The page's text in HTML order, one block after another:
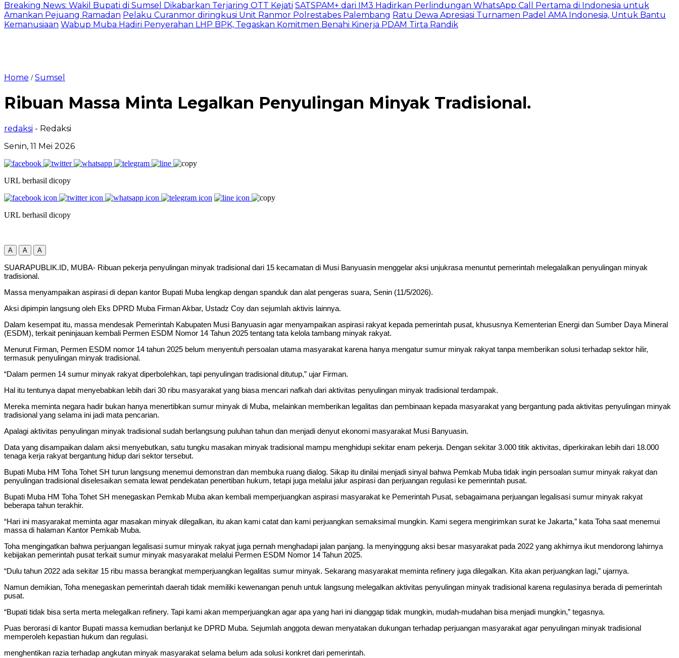
Breaking News: Wakil Bupati di Sumsel Dikabarkan Terjaring OTT Kejati SATSPAM+ dari IM3 Hadirkan Perlindungan WhatsApp Call Pertama di Indonesia untuk
Amankan Pejuang Ramadan Pelaku Curanmor diringkusi Unit Ranmor Polrestabes Palembang Ratu Dewa Apresiasi Turnamen Padel AMA Indonesia, Untuk Bantu
Kemanusiaan Wabup Muba Hadiri Penyerahan LHP BPK, Tegaskan Komitmen Benahi Kinerja PDAM Tirta Randik
Home /Sumsel
Ribuan Massa Minta Legalkan Penyulingan Minyak Tradisional.
redaksi - Redaksi
Senin, 11 Mei 2026
URL berhasil dicopy
URL berhasil dicopy
A A A
SUARAPUBLIK.ID, MUBA- Ribuan pekerja penyulingan minyak tradisional dari 15 kecamatan di Musi Banyuasin menggelar aksi unjukrasa menuntut pemerintah melegalalkan penyulingan minyak
tradisional.
Massa menyampaikan aspirasi di depan kantor Bupati Muba lengkap dengan spanduk dan alat pengeras suara, Senin (11/5/2026).
Aksi dipimpin langsung oleh Eks DPRD Muba Firman Akbar, Ustadz Coy dan sejumlah aktivis lainnya.
Dalam kesempat itu, massa mendesak Pemerintah Kabupaten Musi Banyuasin agar menyampaikan aspirasi rakyat kepada pemerintah pusat, khususnya Kementerian Energi dan Sumber Daya Mineral
(ESDM), terkait peninjauan kembali Permen ESDM Nomor 14 Tahun 2025 tentang tata kelola tambang minyak rakyat.
Menurut Firman, Permen ESDM nomor 14 tahun 2025 belum menyentuh persoalan utama masyarakat karena hanya mengatur sumur minyak rakyat tanpa memberikan solusi terhadap sektor hilir,
termasuk penyulingan minyak tradisional.
“Dalam permen 14 sumur minyak rakyat diperbolehkan, tapi penyulingan tradisional ditutup,” ujar Firman.
Hal itu tentunya dapat menyebabkan lebih dari 30 ribu masyarakat yang biasa mencari nafkah dari aktivitas penyulingan minyak tradisional terdampak.
Mereka meminta negara hadir bukan hanya menertibkan sumur minyak di Muba, melainkan memberikan legalitas dan pembinaan kepada masyarakat yang bergantung pada aktivitas penyulingan minyak
tradisional yang selama ini jadi mata pencarian.
Apalagi aktivitas penyulingan minyak tradisional sudah berlangsung puluhan tahun dan menjadi denyut ekonomi masyarakat Musi Banyuasin.
Data yang disampaikan dalam aksi menyebutkan, satu tungku masakan minyak tradisional mampu menghidupi sekitar enam pekerja. Dengan sekitar 3.000 titik aktivitas, diperkirakan lebih dari 18.000
tenaga kerja rakyat bergantung hidup dari sektor tersebut.
Bupati Muba HM Toha Tohet SH turun langsung menemui demonstran dan membuka ruang dialog. Sikap itu dinilai menjadi sinyal bahwa Pemkab Muba tidak ingin persoalan sumur minyak rakyat dan
penyulingan tradisional diselesaikan semata lewat pendekatan penertiban hukum, tetapi juga melalui jalur aspirasi dan perjuangan regulasi ke pemerintah pusat.
Bupati Muba HM Toha Tohet SH menegaskan Pemkab Muba akan kembali memperjuangkan aspirasi masyarakat ke Pemerintah Pusat, sebagaimana perjuangan legalisasi sumur minyak rakyat
beberapa tahun terakhir.
“Hari ini masyarakat meminta agar masakan minyak dilegalkan, itu akan kami catat dan kami perjuangkan semaksimal mungkin. Kami segera mengirimkan surat ke Jakarta,” kata Toha saat menemui
massa di halaman Kantor Pemkab Muba.
Toha mengingatkan bahwa perjuangan legalisasi sumur minyak rakyat juga pernah menghadapi jalan panjang. Ia menyinggung aksi besar masyarakat pada 2022 yang akhirnya ikut mendorong lahirnya
kebijakan pemerintah pusat terkait sumur minyak masyarakat melalui Permen ESDM Nomor 14 Tahun 2025.
“Dulu tahun 2022 ada sekitar 15 ribu massa berangkat memperjuangkan legalitas sumur minyak. Sekarang masyarakat meminta refinery juga dilegalkan. Kita akan perjuangkan lagi,” ujarnya.
Namun demikian, Toha menegaskan pemerintah daerah tidak memiliki kewenangan penuh untuk langsung melegalkan aktivitas penyulingan minyak tradisional karena regulasinya berada di pemerintah
pusat.
“Bupati tidak bisa serta merta melegalkan refinery. Tapi kami akan memperjuangkan agar apa yang hari ini dianggap tidak mungkin, mudah-mudahan bisa menjadi mungkin,” tegasnya.
Puas berorasi di kantor Bupati massa kemudian berlanjut ke DPRD Muba. Sejumlah anggota dewan menyatakan dukungan terhadap perjuangan masyarakat agar penyulingan minyak tradisional
memperoleh kepastian hukum dan regulasi.
menghentikan razia terhadap angkutan minyak masyarakat selama belum ada solusi konkret dari pemerintah.